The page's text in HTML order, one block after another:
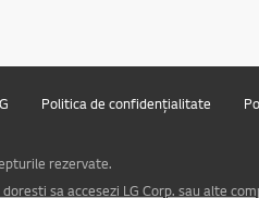
Politica de confidențialitate
rezervate.
sa accesezi LG Corp. sau alte